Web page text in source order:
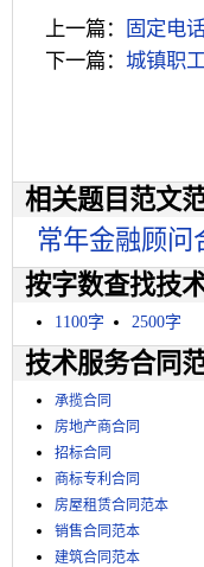
上一篇：
固定电
下一篇： 城镇职
相关题目范文
常年金融顾问
按字数查找技
1100字 2500字
技术服务合同
承揽合同
房地产商合同
招标合同
商标专利合同
房屋租赁合同范本
销售合同范本
建筑合同范本